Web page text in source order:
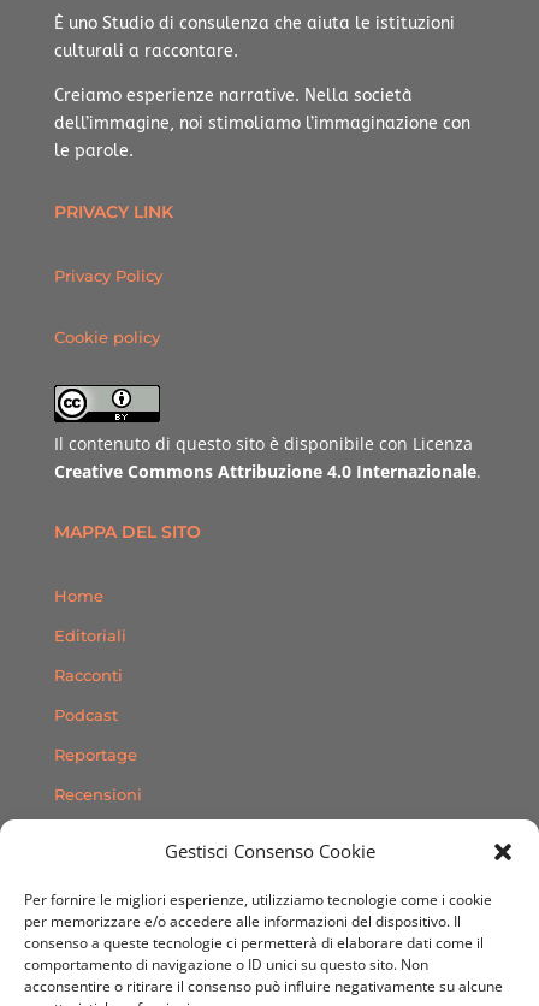
Gestisci Consenso Cookie
Per fornire le migliori esperienze, utilizziamo tecnologie come i cookie
per memorizzare e/o accedere alle informazioni del dispositivo. Il
consenso a queste tecnologie ci permetterà di elaborare dati come il
comportamento di navigazione o ID unici su questo sito. Non
acconsentire o ritirare il consenso può influire negativamente su alcune
È uno Studio di consulenza che aiuta le istituzioni
culturali a raccontare.
Creiamo esperienze narrative. Nella società
dell’immagine, noi stimoliamo l’immaginazione con
le parole.
PRIVACY LINK
Privacy Policy
Cookie policy
Il contenuto di questo sito è disponibile con Licenza
Creative Commons Attribuzione 4.0 Internazionale.
MAPPA DEL SITO
Home
Editoriali
Racconti
Podcast
Reportage
Recensioni
Contatti
SEGUICI SUI SOCIAL